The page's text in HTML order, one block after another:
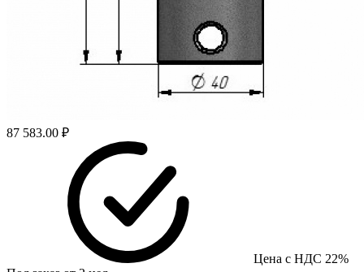
87 583.00 ₽
Цена с НДС 22%